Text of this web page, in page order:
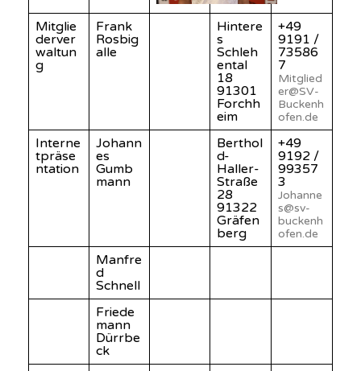
Mitglie
derver
waltun
g
Frank
Rosbig
alle
Hintere
s
Schleh
ental
18
91301
Forchh
eim
+49
9191 /
73586
7
Mitglied
er@SV-
Buckenh
ofen.de
Interne
tpräse
ntation
Johann
es
Gumb
mann
Berthol
d-
Haller-
Straße
28
91322
Gräfen
berg
+49
9192 /
99357
3
Johanne
s@sv-
buckenh
ofen.de
Manfre
d
Schnell
Friede
mann
Dürrbe
ck